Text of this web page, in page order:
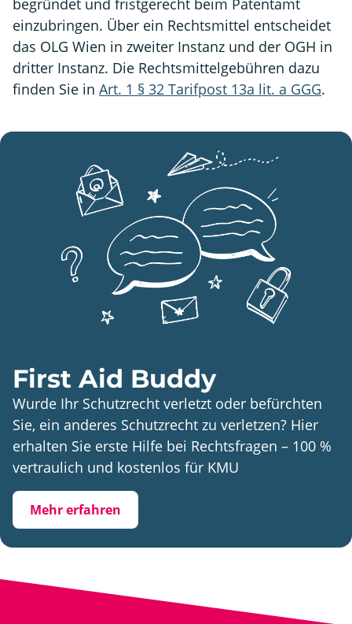
begründet und fristgerecht beim Patentamt
einzubringen. Über ein Rechtsmittel entscheidet
das OLG Wien in zweiter Instanz und der OGH in
dritter Instanz. Die Rechtsmittelgebühren dazu
finden Sie in Art. 1 § 32 Tarifpost 13a lit. a GGG.
First Aid Buddy
Wurde Ihr Schutzrecht verletzt oder befürchten
Sie, ein anderes Schutzrecht zu verletzen? Hier
erhalten Sie erste Hilfe bei Rechtsfragen – 100 %
vertraulich und kostenlos für KMU
Mehr erfahren